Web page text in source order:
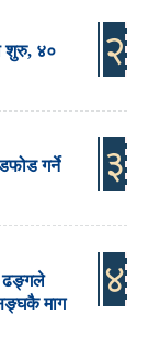
शुरु, ४०
२
गर्ने
३
ढङ्गले
माग
४